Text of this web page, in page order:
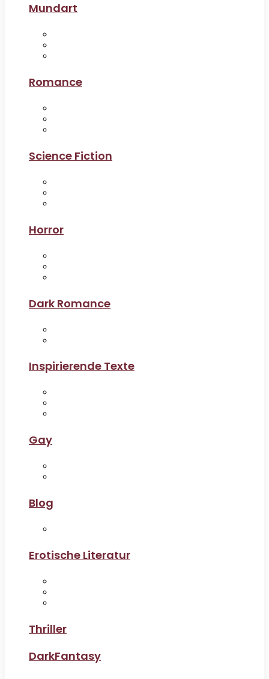
Mundart
Romance
Science Fiction
Horror
Dark Romance
Inspirierende Texte
Gay
Blog
Erotische Literatur
Thriller
DarkFantasy